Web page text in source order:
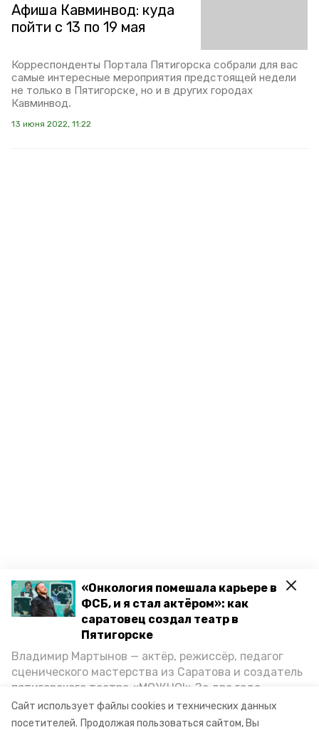
Сайт использует файлы cookies и технических данных
посетителей. Продолжая пользоваться сайтом, Вы
«Онкология помешала карьере в
ФСБ, и я стал актёром»: как
саратовец создал театр в
Пятигорске
Владимир Мартынов — актёр, режиссёр, педагог
сценического мастерства из Саратова и создатель
пятигорского театра «МОЖНО!» За два года
существования театр выпустил восемь спектаклей,
впереди — новые премьеры. О том, как стал
Афиша Кавминвод: куда
пойти с 13 по 19 мая
Корреспонденты Портала Пятигорска собрали для вас
самые интересные мероприятия предстоящей недели
не только в Пятигорске, но и в других городах
Кавминвод.
13 июня 2022, 11:22